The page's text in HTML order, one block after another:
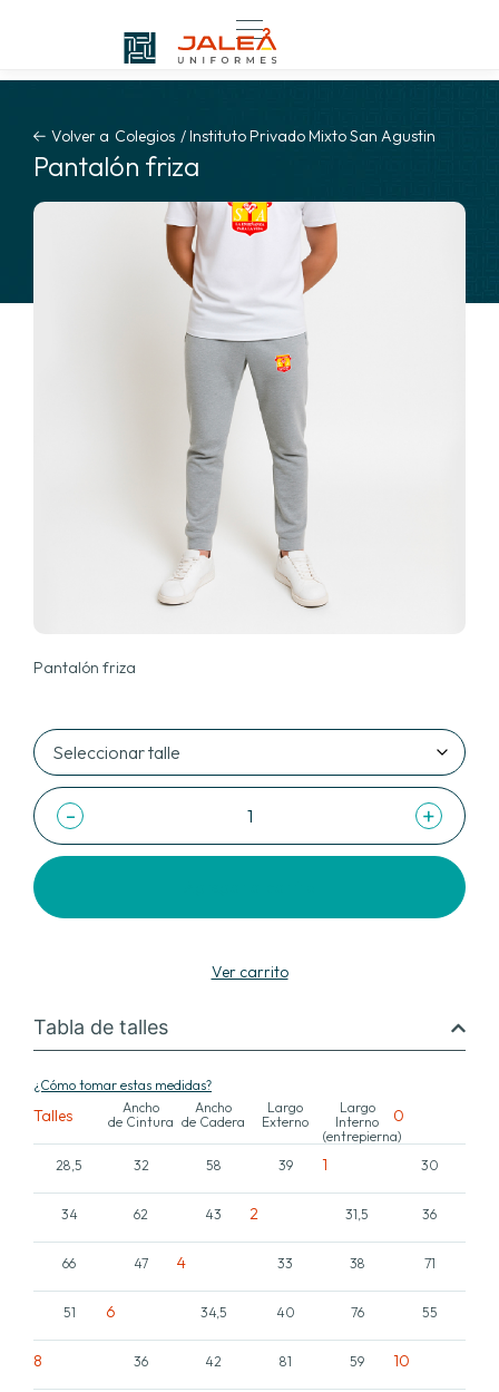
Volver a Colegios /Instituto Privado Mixto San Agustin
Pantalón friza
Pantalón friza
- +
Ver carrito
Tabla de talles
¿Cómo tomar estas medidas?
Talles
Ancho
de Cintura
Ancho
de Cadera
Largo
Externo
Largo
Interno
(entrepierna)
0
28,5 32 58 39 1 30
34 62 43 2 31,5 36
66 47 4 33 38 71
51 6 34,5 40 76 55
8 36 42 81 59 10